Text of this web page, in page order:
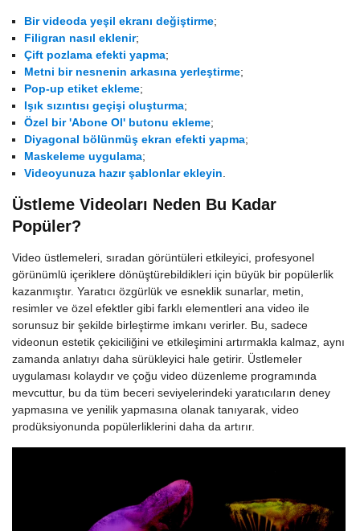
Bir videoda yeşil ekranı değiştirme;
Filigran nasıl eklenir;
Çift pozlama efekti yapma;
Metni bir nesnenin arkasına yerleştirme;
Pop-up etiket ekleme;
Işık sızıntısı geçişi oluşturma;
Özel bir 'Abone Ol' butonu ekleme;
Diyagonal bölünmüş ekran efekti yapma;
Maskeleme uygulama;
Videoyunuza hazır şablonlar ekleyin.
Üstleme Videoları Neden Bu Kadar
Popüler?
Video üstlemeleri, sıradan görüntüleri etkileyici, profesyonel
görünümlü içeriklere dönüştürebildikleri için büyük bir popülerlik
kazanmıştır. Yaratıcı özgürlük ve esneklik sunarlar, metin,
resimler ve özel efektler gibi farklı elementleri ana video ile
sorunsuz bir şekilde birleştirme imkanı verirler. Bu, sadece
videonun estetik çekiciliğini ve etkileşimini artırmakla kalmaz, aynı
zamanda anlatıyı daha sürükleyici hale getirir. Üstlemeler
uygulaması kolaydır ve çoğu video düzenleme programında
mevcuttur, bu da tüm beceri seviyelerindeki yaratıcıların deney
yapmasına ve yenilik yapmasına olanak tanıyarak, video
prodüksiyonunda popülerliklerini daha da artırır.